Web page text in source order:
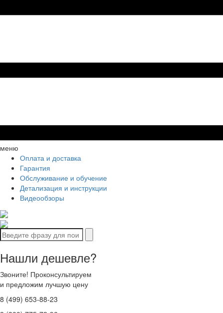
меню
Оплата и доставка
Гарантия
Обслуживание и обучение
Детализация и инструкции
Видеообзоры
Нашли дешевле?
Звоните! Проконсультируем
и предложим лучшую цену
8 (499) 653-88-23